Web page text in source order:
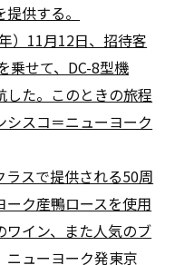
供する。
）11月12日、招待客
乗せて、DC-8型機
した。このときの旅程
スコ＝ニューヨーク
スで提供される50周
ク産鴨ロースを使用
ワイン、また人気のブ
ニューヨーク発東京